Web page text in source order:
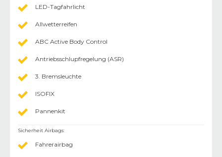
LED-Tagfahrlicht
Allwetterreifen
ABC Active Body Control
Antriebsschlupfregelung (ASR)
3. Bremsleuchte
ISOFIX
Pannenkit
Sicherheit Airbags:
Fahrerairbag